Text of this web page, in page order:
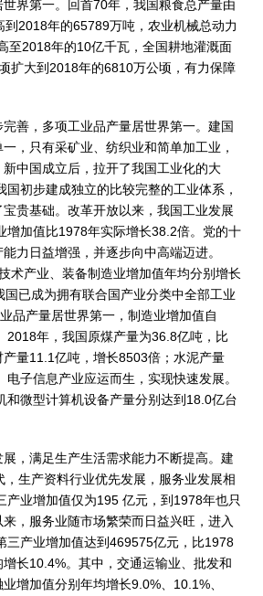
界第一。回首70年，我国粮食总产量由
2018年的65789万吨，农业机械总动力
至2018年的10亿千瓦，全国耕地灌溉面
扩大到2018年的6810万公顷，有力保障
完善，多项工业品产量居世界第一。建国
，只有采矿业、纺织业和简单加工业，
中国成立后，拉开了我国工业化的大
初步建成独立的比较完整的工业体系，
贵基础。改革开放以来，我国工业发展
增加值比1978年实际增长38.2倍。党的十
力日益增强，并逐步向中高端迈进。
术产业、装备制造业增加值年均分别增长
已成为拥有联合国产业分类中全部工业
品产量居世界第一，制造业增加值自
2018年，我国原煤产量为36.8亿吨，比
量11.1亿吨，增长8503倍；水泥产量
子信息产业应运而生，实现快速发展。
和微型计算机设备产量分别达到18.0亿台
展，满足生产生活需求能力不断提高。建
生产资料行业优先发展，服务业发展相
产业增加值仅为195 亿元，到1978年也只
，服务业随市场繁荣而日益兴旺，进入
三产业增加值达到469575亿元，比1978
长10.4%。其中，交通运输业、批发和
增加值分别年均增长9.0%、10.1%、